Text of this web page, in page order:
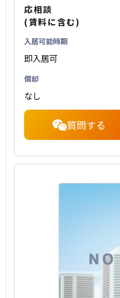
応相談
(賃料に含む)
入居可能時期
即入居可
償却
なし
質問する